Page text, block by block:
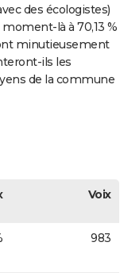
des écologistes)
là à 70,13 %
minutieusement
ils les
de la commune
Voix
983